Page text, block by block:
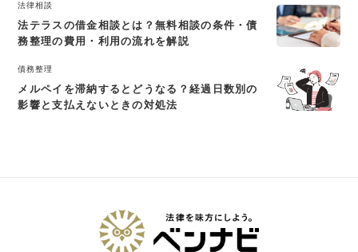
法律相談
法テラスの借金相談とは？無料相談の条件・債
務整理の費用・利用の流れを解説
債務整理
メルペイを滞納するとどうなる？経過日数別の
影響と支払えないときの対処法